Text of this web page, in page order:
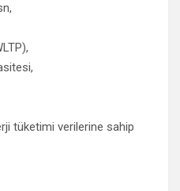
tüketimi verilerine sahip